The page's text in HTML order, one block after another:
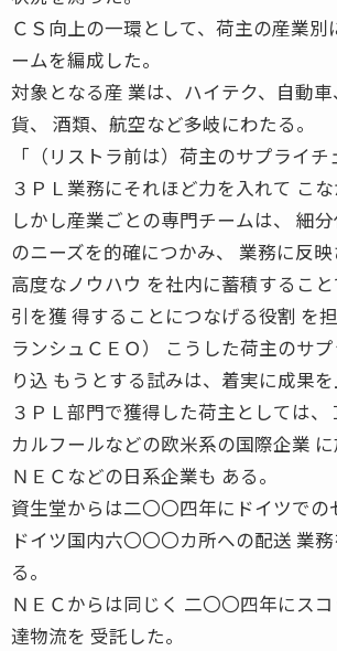
ＣＳ向上の一環として、荷主の産業別
ームを編成した。
対象となる産 業は、ハイテク、自動
貨、 酒類、航空など多岐にわたる。
「（リストラ前は）荷主のサプライ
３ＰＬ業務にそれほど力を入れて こな
しかし産業ごとの専門チームは、 細
のニーズを的確につかみ、 業務に反映
高度なノウハウ を社内に蓄積するこ
引を獲 得することにつなげる役割 を
ランシュＣＥＯ） こうした荷主のサ
り込 もうとする試みは、着実に成果を
３ＰＬ部門で獲得した荷主としては、
カルフールなどの欧米系の国際企業
ＮＥＣなどの日系企業も ある。
資生堂からは二〇〇四年にドイツでの
ドイツ国内六〇〇〇カ所への配送 業
る。
ＮＥＣからは同じく 二〇〇四年にス
達物流を 受託した。